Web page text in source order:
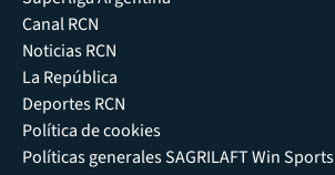
Canal RCN
Noticias RCN
La República
Deportes RCN
Política de cookies
Políticas generales SAGRILAFT Win Sports